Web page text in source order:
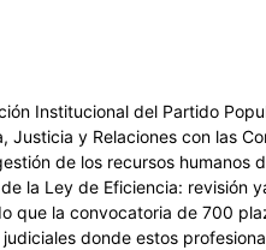
Institucional del Partido
Justicia y Relaciones con las
de los recursos humanos
la Ley de Eficiencia: revisión
que la convocatoria de 700
donde estos